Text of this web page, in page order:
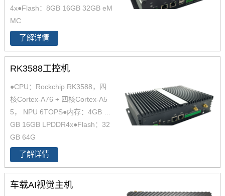
4x●Flash：8GB 16GB 32GB eM
MC
了解详情
RK3588工控机
●CPU：Rockchip RK3588，四
核Cortex-A76 + 四核Cortex-A5
5， NPU 6TOPS●内存：4GB 8
GB 16GB LPDDR4x●Flash：32
GB 64G
了解详情
车载AI视觉主机